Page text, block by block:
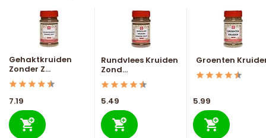
Gehaktkruiden
Zonder Z...
7.19
Rundvlees Kruiden
Zond...
5.49
Groenten
5.99